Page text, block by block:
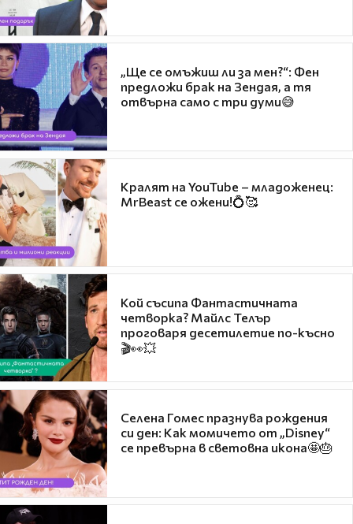
„Ще се омъжиш ли за мен?“: Фен
предложи брак на Зендая, а тя
отвърна само с три думи😅
Кралят на YouTube – младоженец:
MrBeast се ожени!💍🥰
Кой съсипа Фантастичната
четворка? Майлс Телър
проговаря десетилетие по-късно
🎬👀💥
Селена Гомес празнува рождения
си ден: Как момичето от „Disney“
се превърна в световна икона🤩🎂